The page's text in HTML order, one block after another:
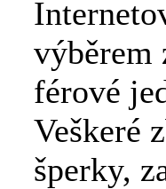
výběrem
férové
Veškeré
šperky,